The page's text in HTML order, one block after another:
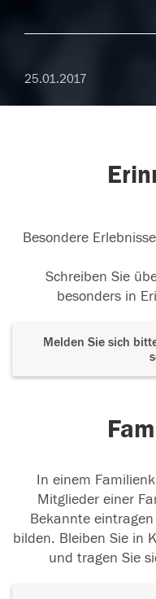
25.01.2017
Besondere
Schreiben Sie
besonders in
Melden Sie sich
In einem
Mitglieder einer
Bekannte
bilden. Bleiben Sie in
und tragen Sie